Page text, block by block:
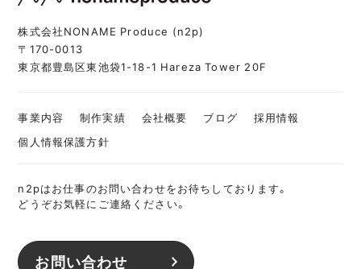
株式会社NONAME Produce (n2p)
〒170-0013
東京都豊島区東池袋1-18-1 Hareza Tower 20F
事業内容 制作実績 会社概要 ブログ
採用情報
個人情報保護方針
n2pはお仕事のお問い合わせをお待ちしております。
どうぞお気軽にご連絡ください。
お問い合わせ